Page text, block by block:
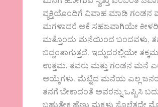
ವ್ಯಕ್ತಿಯೊಂದಿಗೆ ವಿವಾಹ ಮಾಡಿ ಗಂಡನ
ಮಗಳಾದರೆ ಆಕೆ ಸಹಜವಾಗಿಯೇ
ಮತ್ತೊಂದು ಮನೆಯಿಂದ ಬಂದವಳು,
ಬಿದ್ದಂತಾಗುತ್ತದೆ. ಇದ್ದುದರಲ್ಲಿಯೇ
ಉತ್ತಮ. ತವರು ಮತ್ತು ಗಂಡನ ಮನೆ
ಆಯ್ಕೆಗಳು. ಮೆಟ್ಟಿದ ಮನೆಯ ಎಲ್ಲ
ತನಗೆ ಬೇಕಾದಂತೆ ಅವರನ್ನು ಒಪ್ಪಿಸಿ